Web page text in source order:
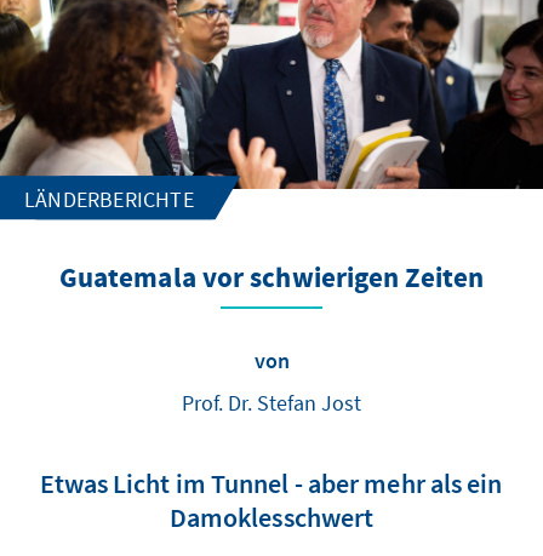
LÄNDERBERICHTE
Guatemala vor schwierigen Zeiten
von
Prof. Dr. Stefan Jost
Etwas Licht im Tunnel - aber mehr als ein
Damoklesschwert